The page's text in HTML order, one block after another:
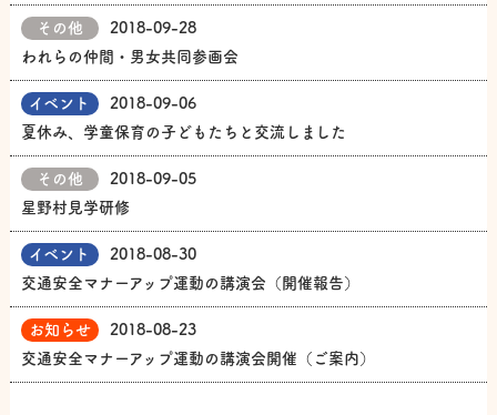
その他
2018-09-28
われらの仲間・男女共同参画会
イベント
2018-09-06
夏休み、学童保育の子どもたちと交流しました
その他
2018-09-05
星野村見学研修
イベント
2018-08-30
交通安全マナーアップ運動の講演会（開催報告）
お知らせ
2018-08-23
交通安全マナーアップ運動の講演会開催（ご案内）